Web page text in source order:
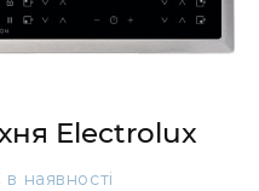
Electrolux
в наявності